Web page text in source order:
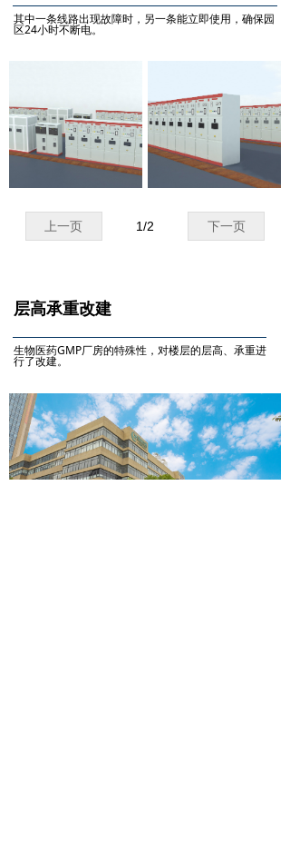
层高承重改建
生物医药GMP厂房的特殊性，对楼层的层高、承重进
行了改建。
其中一条线路出现故障时，另一条能立即使用，确保园
区24小时不断电。
上一页 下一页
1/2